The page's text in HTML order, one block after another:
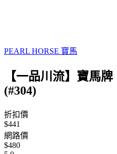
PEARL HORSE 寶馬
【一品川流】寶馬
(#304)
折扣價
$441
網路價
$480